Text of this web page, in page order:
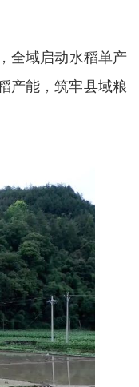
全域启动水稻单产
产能，筑牢县域粮